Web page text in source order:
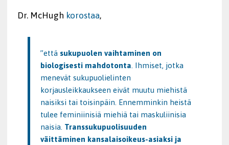
Dr. McHugh korostaa,
”että sukupuolen vaihtaminen on
biologisesti mahdotonta . Ihmiset, jotka
menevät sukupuolielinten
korjausleikkaukseen eivät muutu miehistä
naisiksi tai toisinpäin. Ennemminkin heistä
tulee feminiinisiä miehiä tai maskuliinisia
naisia. Transsukupuolisuuden
väittäminen kansalaisoikeus-asiaksi ja